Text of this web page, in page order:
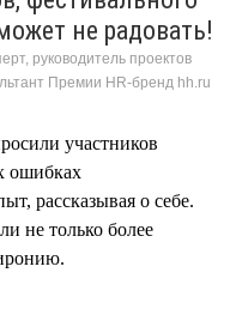
не радовать!
руководитель проектов
Премии HR-бренд hh.ru
участников
ошибках
рассказывая о себе.
не только более